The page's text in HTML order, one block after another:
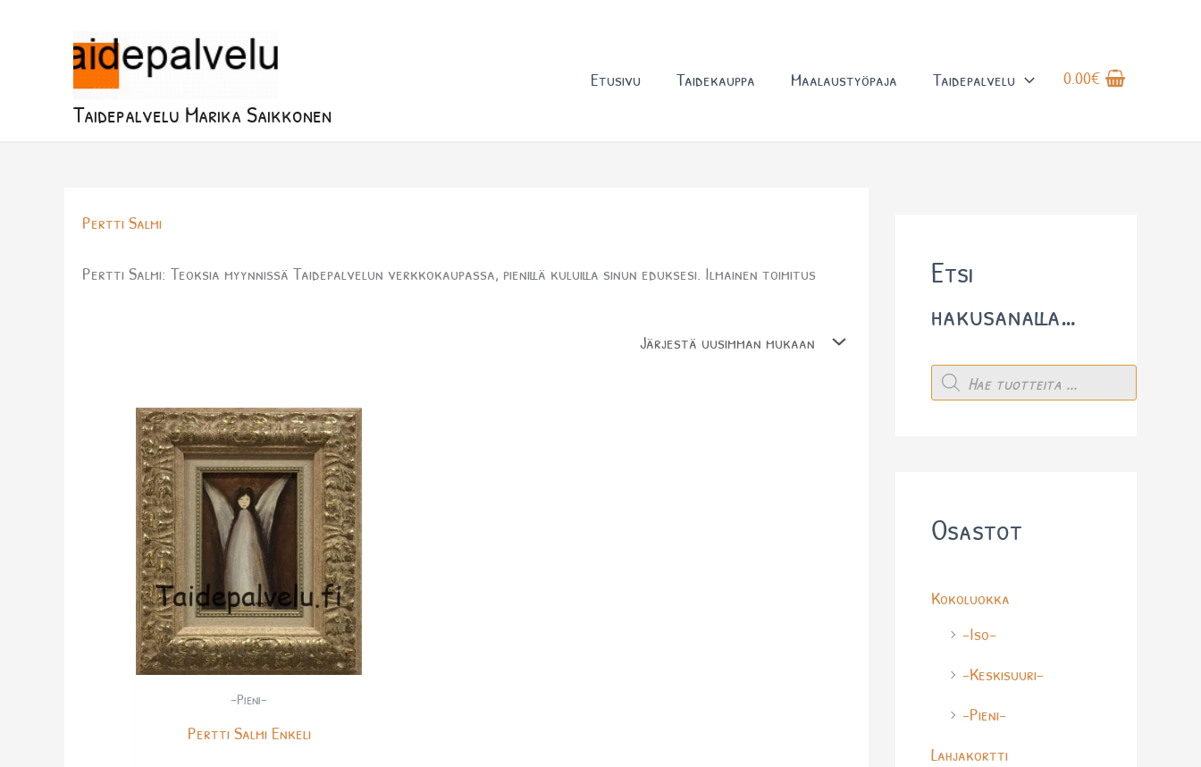
Taidepalvelu Marika Saikkonen
Etusivu Taidekauppa Maalaustyöpaja Taidepalvelu 0.00€
Pertti Salmi
Pertti Salmi: Teoksia myynnissä Taidepalvelun verkkokaupassa, pienillä kuluilla sinun eduksesi. Ilmainen toimitus
-Pieni-
Pertti Salmi Enkeli
Etsi
hakusanalla…
P
o
s
e
c
h
Osastot
Kokoluokka
-Iso-
-Keskisuuri-
-Pieni-
Lahjakortti